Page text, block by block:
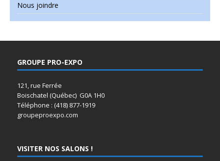
Nous joindre
GROUPE PRO-EXPO
121, rue Ferrée
Boischatel (Québec) G0A 1H0
Téléphone : (418) 877-1919
groupeproexpo.com
VISITER NOS SALONS !